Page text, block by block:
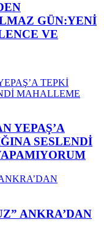
GÜN:YENİ
VE
YEPAŞ’A
SESLENDİ
ANKRA’DAN